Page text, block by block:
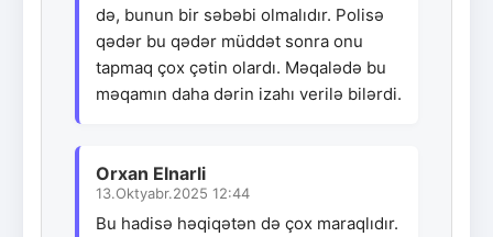
də, bunun bir səbəbi olmalıdır. Polisə
qədər bu qədər müddət sonra onu
tapmaq çox çətin olardı. Məqalədə bu
məqamın daha dərin izahı verilə bilərdi.
Orxan Elnarli
13.Oktyabr.2025 12:44
Bu hadisə həqiqətən də çox maraqlıdır.